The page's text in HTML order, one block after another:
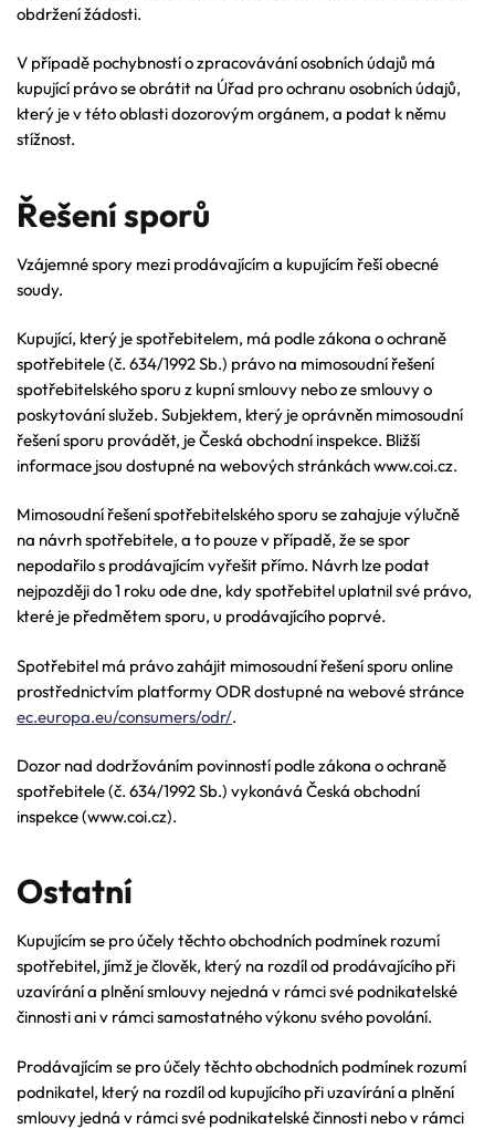
obdržení žádosti.
V případě pochybností o zpracovávání osobních údajů má
kupující právo se obrátit na Úřad pro ochranu osobních údajů,
který je v této oblasti dozorovým orgánem, a podat k němu
stížnost.
Řešení sporů
Vzájemné spory mezi prodávajícím a kupujícím řeší obecné
soudy.
Kupující, který je spotřebitelem, má podle zákona o ochraně
spotřebitele (č. 634/1992 Sb.) právo na mimosoudní řešení
spotřebitelského sporu z kupní smlouvy nebo ze smlouvy o
poskytování služeb. Subjektem, který je oprávněn mimosoudní
řešení sporu provádět, je Česká obchodní inspekce. Bližší
informace jsou dostupné na webových stránkách www.coi.cz.
Mimosoudní řešení spotřebitelského sporu se zahajuje výlučně
na návrh spotřebitele, a to pouze v případě, že se spor
nepodařilo s prodávajícím vyřešit přímo. Návrh lze podat
nejpozději do 1 roku ode dne, kdy spotřebitel uplatnil své právo,
které je předmětem sporu, u prodávajícího poprvé.
Spotřebitel má právo zahájit mimosoudní řešení sporu online
prostřednictvím platformy ODR dostupné na webové stránce
ec.europa.eu/consumers/odr/.
Dozor nad dodržováním povinností podle zákona o ochraně
spotřebitele (č. 634/1992 Sb.) vykonává Česká obchodní
inspekce (www.coi.cz).
Ostatní
Kupujícím se pro účely těchto obchodních podmínek rozumí
spotřebitel, jímž je člověk, který na rozdíl od prodávajícího při
uzavírání a plnění smlouvy nejedná v rámci své podnikatelské
činnosti ani v rámci samostatného výkonu svého povolání.
Prodávajícím se pro účely těchto obchodních podmínek rozumí
podnikatel, který na rozdíl od kupujícího při uzavírání a plnění
smlouvy jedná v rámci své podnikatelské činnosti nebo v rámci